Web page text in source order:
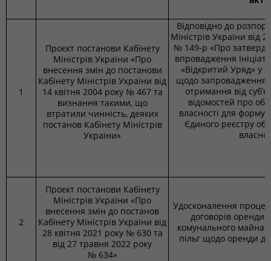
1
Проєкт постанови Кабінету
Міністрів України «Про
внесення змін до постанови
Кабінету Міністрів України від
14 квітня 2004 року № 467 та
визнання такими, що
втратили чинність, деяких
постанов Кабінету Міністрів
України»
Відповідно до
Міністрів України від
№ 149-р «Про
впровадження
«Відкритий Уряд» у
щодо запровадження
отримання від
відомостей про
власності для
Єдиного реєстру
2
Проєкт постанови Кабінету
Міністрів України «Про
внесення змін до постанов
Кабінету Міністрів України від
28 квітня 2021 року № 630 та
від 27 травня 2022 року
№ 634»
Удосконалення
договорів оренди
комунального майна,
пільг щодо оренди